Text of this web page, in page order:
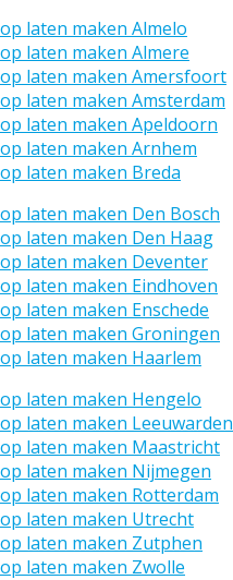
laten maken Almelo
laten maken Almere
laten maken Amersfoort
laten maken Amsterdam
laten maken Apeldoorn
laten maken Arnhem
laten maken Breda
laten maken Den Bosch
laten maken Den Haag
laten maken Deventer
laten maken Eindhoven
laten maken Enschede
laten maken Groningen
laten maken Haarlem
laten maken Hengelo
laten maken Leeuwarden
laten maken Maastricht
laten maken Nijmegen
laten maken Rotterdam
laten maken Utrecht
laten maken Zutphen
laten maken Zwolle